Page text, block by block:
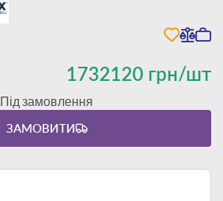
1732120 грн/шт
Під замовлення
ЗАМОВИТИ